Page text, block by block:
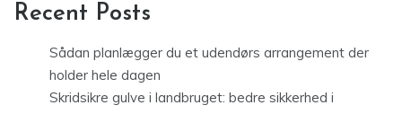
Recent Posts
Sådan planlægger du et udendørs arrangement der
holder hele dagen
Skridsikre gulve i landbruget: bedre sikkerhed i